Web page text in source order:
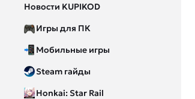
Новости KUPIKOD
Игры для ПК
Мобильные игры
Steam гайды
Honkai: Star Rail